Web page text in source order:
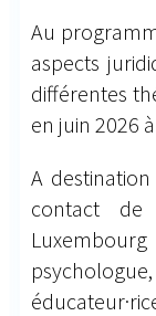
Au
aspects
différentes
en juin 2026
A
contact
psychologue,